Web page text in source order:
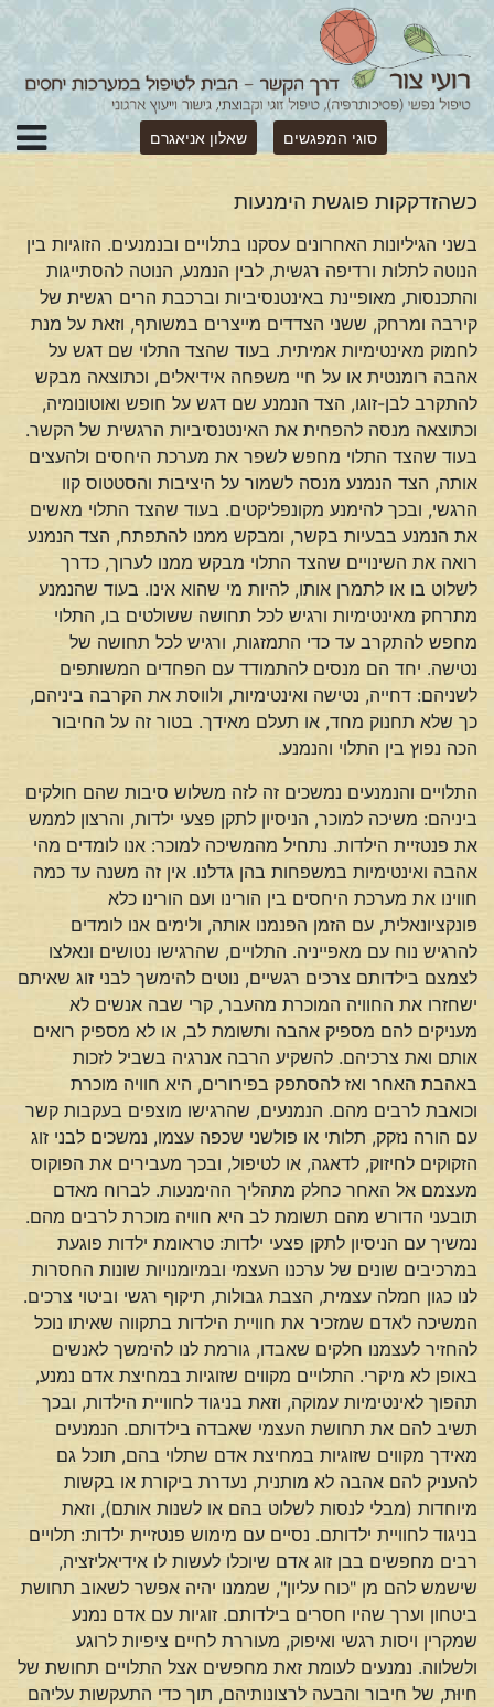
סוגי המפגשים שאלון אניאגרם
כשהזדקקות פוגשת הימנעות
בשני הגיליונות האחרונים עסקנו בתלויים ובנמנעים. הזוגיות בין
הנוטה לתלות ורדיפה רגשית, לבין הנמנע, הנוטה להסתייגות
והתכנסות, מאופיינת באינטנסיביות וברכבת הרים רגשית של
קירבה ומרחק, ששני הצדדים מייצרים במשותף, וזאת על מנת
לחמוק מאינטימיות אמיתית. בעוד שהצד התלוי שם דגש על
אהבה רומנטית או על חיי משפחה אידיאלים, וכתוצאה מבקש
להתקרב לבן-זוגו, הצד הנמנע שם דגש על חופש ואוטונומיה,
וכתוצאה מנסה להפחית את האינטנסיביות הרגשית של הקשר.
בעוד שהצד התלוי מחפש לשפר את מערכת היחסים ולהעצים
אותה, הצד הנמנע מנסה לשמור על היציבות והסטטוס קוו
הרגשי, ובכך להימנע מקונפליקטים. בעוד שהצד התלוי מאשים
את הנמנע בבעיות בקשר, ומבקש ממנו להתפתח, הצד הנמנע
רואה את השינויים שהצד התלוי מבקש ממנו לערוך, כדרך
לשלוט בו או לתמרן אותו, להיות מי שהוא אינו. בעוד שהנמנע
מתרחק מאינטימיות ורגיש לכל תחושה ששולטים בו, התלוי
מחפש להתקרב עד כדי התמזגות, ורגיש לכל תחושה של
נטישה. יחד הם מנסים להתמודד עם הפחדים המשותפים
לשניהם: דחייה, נטישה ואינטימיות, ולווסת את הקרבה ביניהם,
כך שלא תחנוק מחד, או תעלם מאידך. בטור זה על החיבור
הכה נפוץ בין התלוי והנמנע.
התלויים והנמנעים נמשכים זה לזה משלוש סיבות שהם חולקים
ביניהם: משיכה למוכר, הניסיון לתקן פצעי ילדות, והרצון לממש
את פנטזיית הילדות. נתחיל מהמשיכה למוכר: אנו לומדים מהי
אהבה ואינטימיות במשפחות בהן גדלנו. אין זה משנה עד כמה
חווינו את מערכת היחסים בין הורינו ועם הורינו כלא
פונקציונאלית, עם הזמן הפנמנו אותה, ולימים אנו לומדים
להרגיש נוח עם מאפייניה. התלויים, שהרגישו נטושים ונאלצו
לצמצם בילדותם צרכים רגשיים, נוטים להימשך לבני זוג שאיתם
ישחזרו את החוויה המוכרת מהעבר, קרי שבה אנשים לא
מעניקים להם מספיק אהבה ותשומת לב, או לא מספיק רואים
אותם ואת צרכיהם. להשקיע הרבה אנרגיה בשביל לזכות
באהבת האחר ואז להסתפק בפירורים, היא חוויה מוכרת
וכואבת לרבים מהם. הנמנעים, שהרגישו מוצפים בעקבות קשר
עם הורה נזקק, תלותי או פולשני שכפה עצמו, נמשכים לבני זוג
הזקוקים לחיזוק, לדאגה, או לטיפול, ובכך מעבירים את הפוקוס
מעצמם אל האחר כחלק מתהליך ההימנעות. לברוח מאדם
תובעני הדורש מהם תשומת לב היא חוויה מוכרת לרבים מהם.
נמשיך עם הניסיון לתקן פצעי ילדות: טראומת ילדות פוגעת
במרכיבים שונים של ערכנו העצמי ובמיומנויות שונות החסרות
לנו כגון חמלה עצמית, הצבת גבולות, תיקוף רגשי וביטוי צרכים.
המשיכה לאדם שמזכיר את חוויית הילדות בתקווה שאיתו נוכל
להחזיר לעצמנו חלקים שאבדו, גורמת לנו להימשך לאנשים
באופן לא מיקרי. התלויים מקווים שזוגיות במחיצת אדם נמנע,
תהפוך לאינטימיות עמוקה, וזאת בניגוד לחוויית הילדות, ובכך
תשיב להם את תחושת העצמי שאבדה בילדותם. הנמנעים
מאידך מקווים שזוגיות במחיצת אדם שתלוי בהם, תוכל גם
להעניק להם אהבה לא מותנית, נעדרת ביקורת או בקשות
מיוחדות (מבלי לנסות לשלוט בהם או לשנות אותם), וזאת
בניגוד לחוויית ילדותם. נסיים עם מימוש פנטזיית ילדות: תלויים
רבים מחפשים בבן זוג אדם שיוכלו לעשות לו אידיאליזציה,
שישמש להם מן "כוח עליון", שממנו יהיה אפשר לשאוב תחושת
ביטחון וערך שהיו חסרים בילדותם. זוגיות עם אדם נמנע
שמקרין ויסות רגשי ואיפוק, מעוררת לחיים ציפיות לרוגע
ולשלווה. נמנעים לעומת זאת מחפשים אצל התלויים תחושת של
חיוּת, של חיבור והבעה לרצונותיהם, תוך כדי התעקשות עליהם